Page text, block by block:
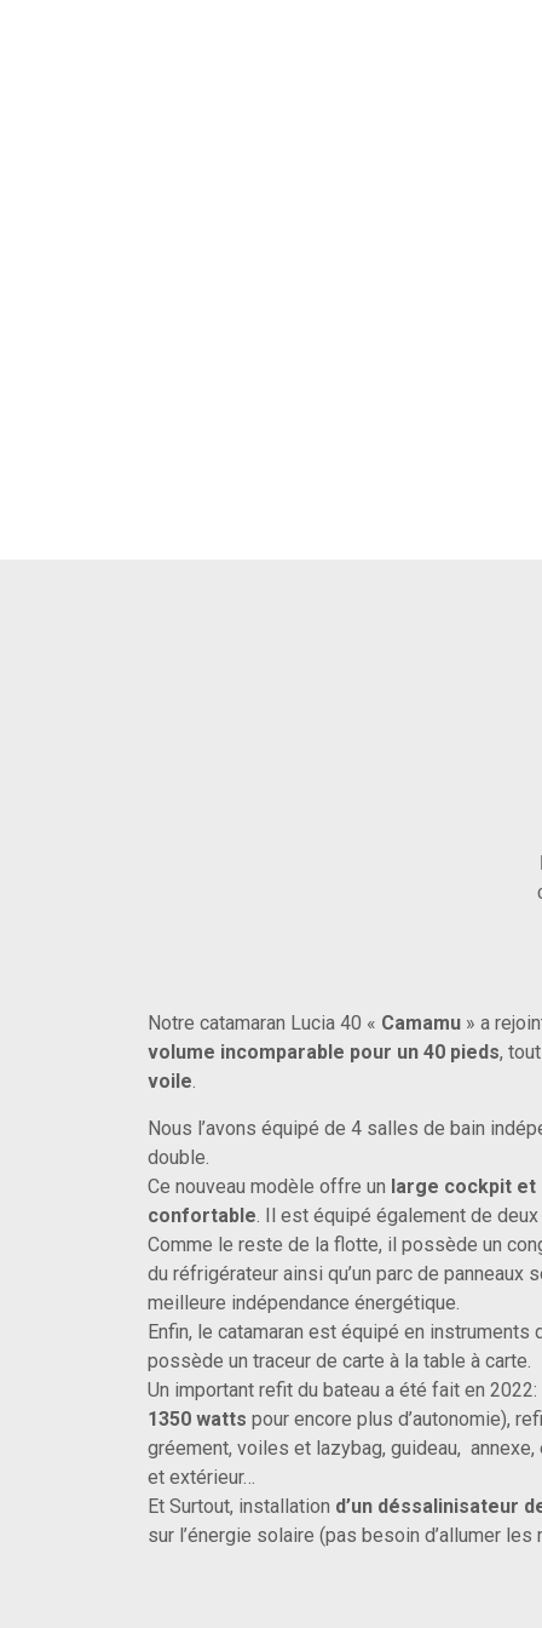
Notre catamaran Lucia 40 « Camamu » a
volume incomparable pour un 40 pieds,
voile.
Nous l’avons équipé de 4 salles de bain
double.
Ce nouveau modèle offre un large cockpit et
confortable . Il est équipé également de
Comme le reste de la flotte, il possède un
du réfrigérateur ainsi qu’un parc de panneaux
meilleure indépendance énergétique.
Enfin, le catamaran est équipé en instruments
possède un traceur de carte à la table à carte.
Un important refit du bateau a été fait en
1350 watts pour encore plus d’autonomie),
gréement, voiles et lazybag, guideau,
et extérieur…
Et Surtout, installation d’un déssalinisateur
sur l’énergie solaire (pas besoin d’allumer les